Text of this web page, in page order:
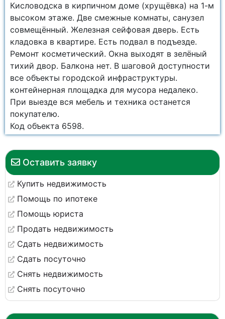
Оставить заявку
Купить недвижимость
Помощь по ипотеке
Помощь юриста
Продать недвижимость
Сдать недвижимость
Сдать посуточно
Снять недвижимость
Снять посуточно
Кисловодска в кирпичном доме (хрущёвка) на 1-м
высоком этаже. Две смежные комнаты, санузел
совмещённый. Железная сейфовая дверь. Есть
кладовка в квартире. Есть подвал в подъезде.
Ремонт косметический. Окна выходят в зелёный
тихий двор. Балкона нет. В шаговой доступности
все объекты городской инфраструктуры.
контейнерная площадка для мусора недалеко.
При выезде вся мебель и техника останется
покупателю.
Код объекта 6598.